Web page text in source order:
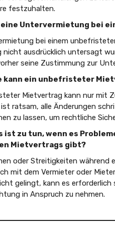
festzuhalten.
eine Untervermietung bei
bei einem
nicht ausdrücklich untersagt
seine Zustimmung zur
kann ein unbefristeter
Mietvertrag kann nur mit
ist ratsam, alle Änderungen
zu lassen, um rechtliche
ist zu tun, wenn es
Mietvertrags gibt?
oder Streitigkeiten
mit dem Vermieter oder
gelingt, kann es
in Anspruch zu nehmen.